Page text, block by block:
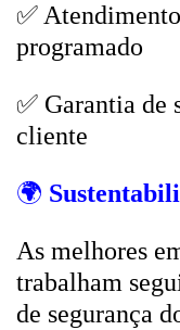
✅
programado
✅ Garantia de
cliente
🌍
As melhores
trabalham
de segurança